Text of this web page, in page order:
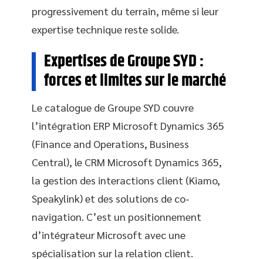
progressivement du terrain, même si leur
expertise technique reste solide.
Expertises de Groupe SYD :
forces et limites sur le marché
Le catalogue de Groupe SYD couvre
l’intégration ERP Microsoft Dynamics 365
(Finance and Operations, Business
Central), le CRM Microsoft Dynamics 365,
la gestion des interactions client (Kiamo,
Speakylink) et des solutions de co-
navigation. C’est un positionnement
d’intégrateur Microsoft avec une
spécialisation sur la relation client.